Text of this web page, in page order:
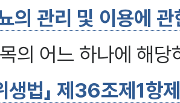
뇨의 관리 및 이용에
의 어느 하나에 해
생법」 제36조제1항